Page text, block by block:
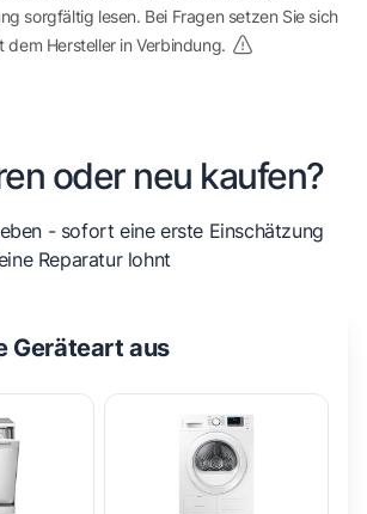
sorgfältig lesen. Bei Fragen setzen Sie sich
dem Hersteller in Verbindung.
oder neu kaufen?
- sofort eine erste Einschätzung
Reparatur lohnt
Geräteart aus